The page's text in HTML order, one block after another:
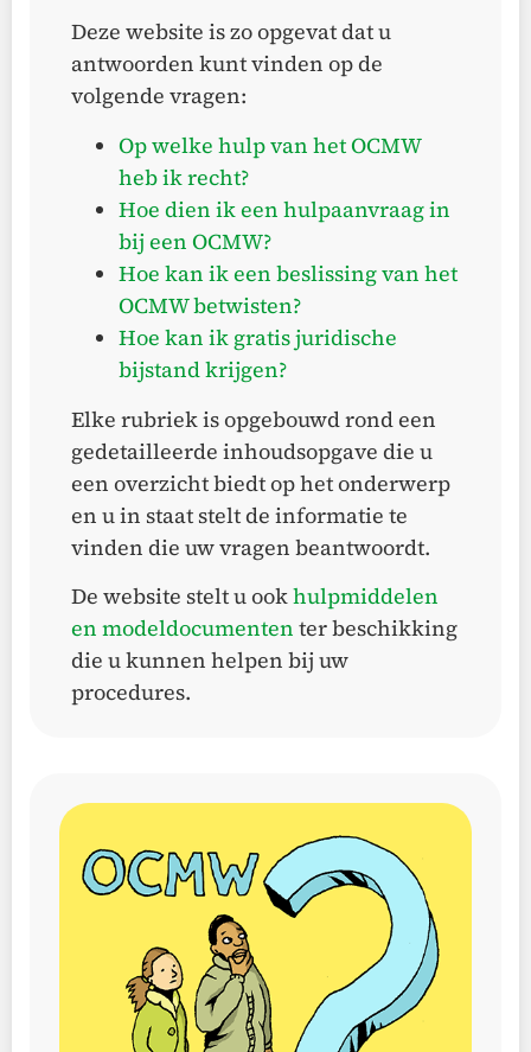
Deze website is zo opgevat dat u
antwoorden kunt vinden op de
volgende vragen:
Op welke hulp van het OCMW
heb ik recht?
Hoe dien ik een hulpaanvraag in
bij een OCMW?
Hoe kan ik een beslissing van het
OCMW betwisten?
Hoe kan ik gratis juridische
bijstand krijgen?
Elke rubriek is opgebouwd rond een
gedetailleerde inhoudsopgave die u
een overzicht biedt op het onderwerp
en u in staat stelt de informatie te
vinden die uw vragen beantwoordt.
De website stelt u ookhulpmiddelen
en modeldocumenten ter beschikking
die u kunnen helpen bij uw
procedures.